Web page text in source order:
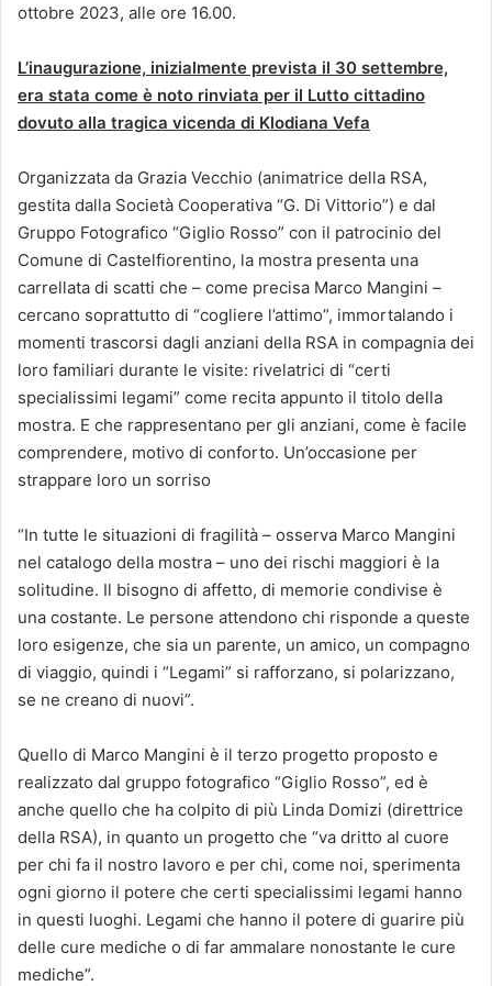
ottobre 2023, alle ore 16.00.
L’inaugurazione, inizialmente prevista il 30 settembre,
era stata come è noto rinviata per il Lutto cittadino
dovuto alla tragica vicenda di Klodiana Vefa
Organizzata da Grazia Vecchio (animatrice della RSA,
gestita dalla Società Cooperativa “G. Di Vittorio”) e dal
Gruppo Fotografico “Giglio Rosso” con il patrocinio del
Comune di Castelfiorentino, la mostra presenta una
carrellata di scatti che – come precisa Marco Mangini –
cercano soprattutto di “cogliere l’attimo”, immortalando i
momenti trascorsi dagli anziani della RSA in compagnia dei
loro familiari durante le visite: rivelatrici di “certi
specialissimi legami” come recita appunto il titolo della
mostra. E che rappresentano per gli anziani, come è facile
comprendere, motivo di conforto. Un’occasione per
strappare loro un sorriso
“In tutte le situazioni di fragilità – osserva Marco Mangini
nel catalogo della mostra – uno dei rischi maggiori è la
solitudine. Il bisogno di affetto, di memorie condivise è
una costante. Le persone attendono chi risponde a queste
loro esigenze, che sia un parente, un amico, un compagno
di viaggio, quindi i “Legami” si rafforzano, si polarizzano,
se ne creano di nuovi”.
Quello di Marco Mangini è il terzo progetto proposto e
realizzato dal gruppo fotografico “Giglio Rosso”, ed è
anche quello che ha colpito di più Linda Domizi (direttrice
della RSA), in quanto un progetto che “va dritto al cuore
per chi fa il nostro lavoro e per chi, come noi, sperimenta
ogni giorno il potere che certi specialissimi legami hanno
in questi luoghi. Legami che hanno il potere di guarire più
delle cure mediche o di far ammalare nonostante le cure
mediche”.